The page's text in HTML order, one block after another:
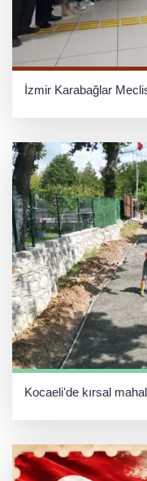
İzmir Karabağlar
Kocaeli'de kırsal